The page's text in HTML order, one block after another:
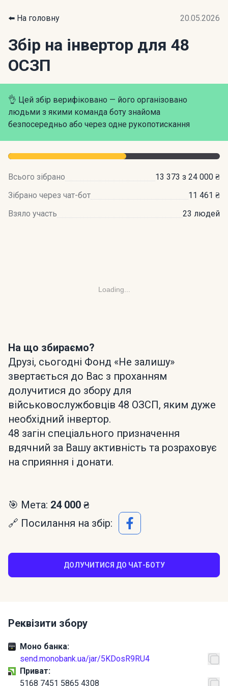
⬅️ На головну 20.05.2026
Збір на інвертор для 48
ОСЗП
👌 Цей збір верифіковано — його організовано
людьми з якими команда боту знайома
безпосередньо або через одне рукопотискання
Всього зібрано
13 373 з 24 000 ₴
Зібрано через чат-бот
11 461 ₴
Взяло участь
23 людей
Loading...
На що збираємо?
Друзі, сьогодні Фонд «Не залишу»
звертається до Вас з проханням
долучитися до збору для
військовослужбовців 48 ОЗСП, яким дуже
необхідний інвертор.
48 загін спеціального призначення
вдячний за Вашу активність та розраховує
на сприяння і донати.
🎯 Мета: 24 000 ₴
🔗 Посилання на збір:
ДОЛУЧИТИСЯ ДО ЧАТ-БОТУ
Реквізити збору
Моно банка:
send.monobank.ua/jar/5KDosR9RU4
Приват:
5168 7451 5865 4308